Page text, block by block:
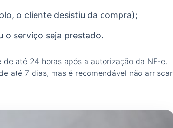
o cliente desistiu da compra);
o serviço seja prestado.
até 24 horas após a autorização da NF-e.
até 7 dias, mas é recomendável não arriscar